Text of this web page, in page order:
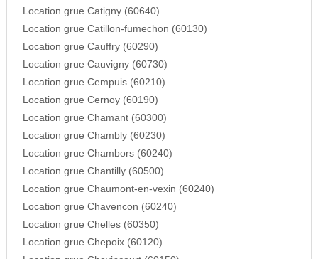
Location grue Catigny (60640)
Location grue Catillon-fumechon (60130)
Location grue Cauffry (60290)
Location grue Cauvigny (60730)
Location grue Cempuis (60210)
Location grue Cernoy (60190)
Location grue Chamant (60300)
Location grue Chambly (60230)
Location grue Chambors (60240)
Location grue Chantilly (60500)
Location grue Chaumont-en-vexin (60240)
Location grue Chavencon (60240)
Location grue Chelles (60350)
Location grue Chepoix (60120)